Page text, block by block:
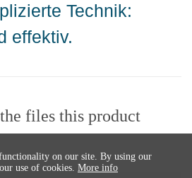
Technik:
effektiv.
files this product
on our site. By using our
use of cookies. More info